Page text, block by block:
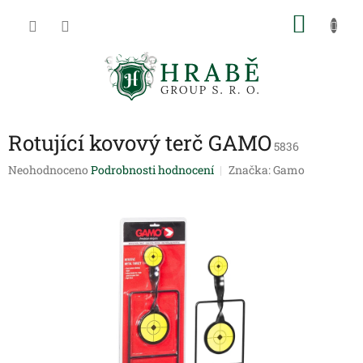
Rotující kovový terč GAMO5836
Průměrné
Neohodnoceno Podrobnosti hodnocení Značka:Gamo